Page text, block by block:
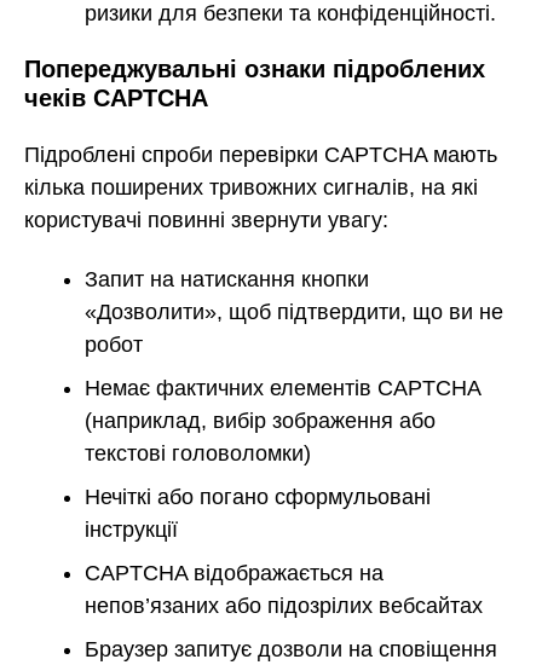
ризики для безпеки та конфіденційності.
Попереджувальні ознаки підроблених
чеків CAPTCHA
Підроблені спроби перевірки CAPTCHA мають
кілька поширених тривожних сигналів, на які
користувачі повинні звернути увагу:
Запит на натискання кнопки
«Дозволити», щоб підтвердити, що ви не
робот
Немає фактичних елементів CAPTCHA
(наприклад, вибір зображення або
текстові головоломки)
Нечіткі або погано сформульовані
інструкції
CAPTCHA відображається на
непов’язаних або підозрілих вебсайтах
Браузер запитує дозволи на сповіщення